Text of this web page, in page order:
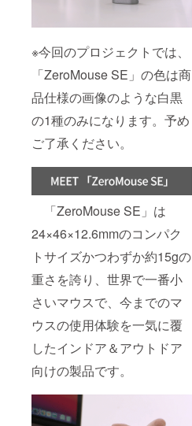
※今回のプロジェクトでは、
「ZeroMouse SE」の色は商
品仕様の画像のような白黒
の1種のみになります。予め
ご了承ください。
「ZeroMouse SE」は
24×46×12.6mmのコンパク
トサイズかつわずか約15gの
重さを誇り、世界で一番小
さいマウスで、今までのマ
ウスの使用体験を一気に覆
したインドア＆アウトドア
向けの製品です。